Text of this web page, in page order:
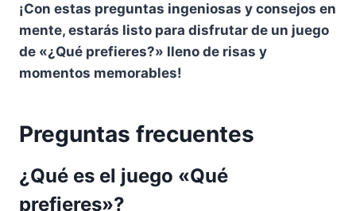
¡Con estas preguntas ingeniosas y consejos en
mente, estarás listo para disfrutar de un juego
de «¿Qué prefieres?» lleno de risas y
momentos memorables!
Preguntas frecuentes
¿Qué es el juego «Qué
prefieres»?